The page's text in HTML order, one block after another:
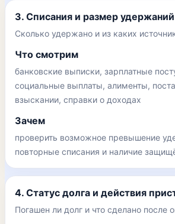
3. Списания и размер удержаний
Сколько удержано и из каких
Что смотрим
банковские выписки, зарплатные
социальные выплаты, алименты,
взыскании, справки о доходах
Зачем
проверить возможное превышение
повторные списания и наличие
4. Статус долга и действия
Погашен ли долг и что сделано после